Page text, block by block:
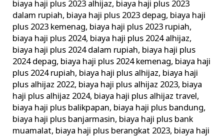
biaya haji plus 2023 alhijaz, biaya haji plus 2023
dalam rupiah, biaya haji plus 2023 depag, biaya haji
plus 2023 kemenag, biaya haji plus 2023 rupiah,
biaya haji plus 2024, biaya haji plus 2024 alhijaz,
biaya haji plus 2024 dalam rupiah, biaya haji plus
2024 depag, biaya haji plus 2024 kemenag, biaya haji
plus 2024 rupiah, biaya haji plus alhijaz, biaya haji
plus alhijaz 2022, biaya haji plus alhijaz 2023, biaya
haji plus alhijaz 2024, biaya haji plus alhijaz travel,
biaya haji plus balikpapan, biaya haji plus bandung,
biaya haji plus banjarmasin, biaya haji plus bank
muamalat, biaya haji plus berangkat 2023, biaya haji